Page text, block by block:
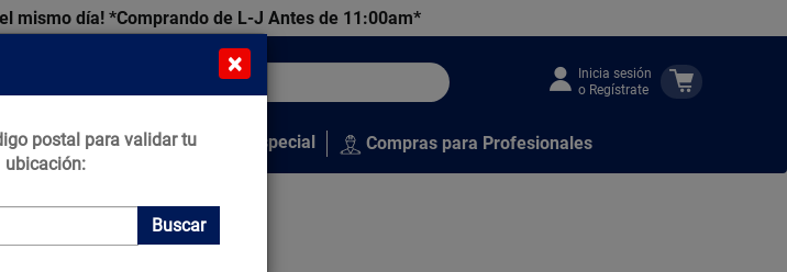
mismo día! *Comprando de L-J Antes de 11:00am*
Inicia sesión
o Regístrate
que Construyen Venta Especial Compras para Profesionales
×
postal para validar tu
ubicación:
Buscar